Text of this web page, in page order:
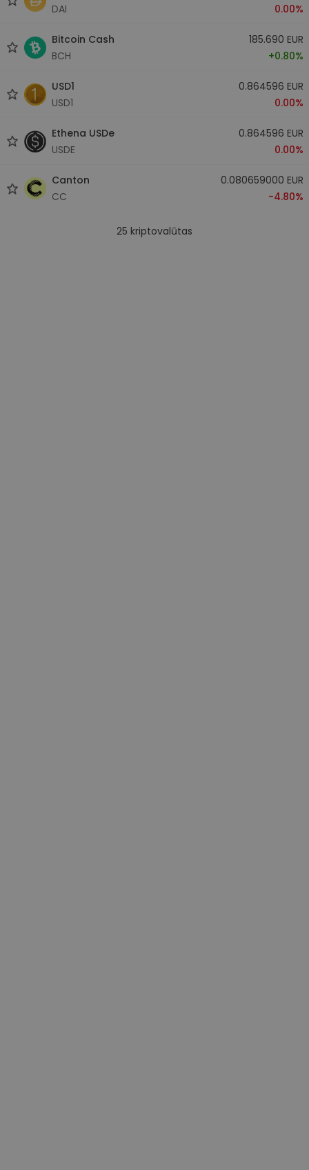
DAI
0.00%
Bitcoin Cash
BCH
185.690 EUR
+0.80%
USD1
USD1
0.864596 EUR
0.00%
Ethena USDe
USDE
0.864596 EUR
0.00%
Canton
CC
0.080659000 EUR
-4.80%
25 kriptovalūtas